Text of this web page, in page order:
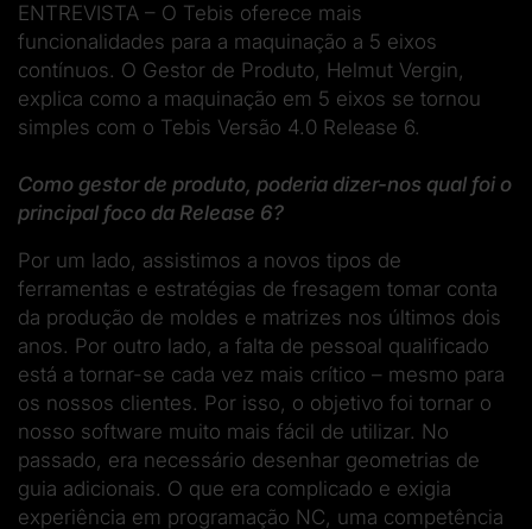
ENTREVISTA – O Tebis oferece mais
funcionalidades para a maquinação a 5 eixos
contínuos. O Gestor de Produto, Helmut Vergin,
explica como a maquinação em 5 eixos se tornou
simples com o Tebis Versão 4.0 Release 6.
Como gestor de produto, poderia dizer-nos qual foi o
principal foco da Release 6?
Por um lado, assistimos a novos tipos de
ferramentas e estratégias de fresagem tomar conta
da produção de moldes e matrizes nos últimos dois
anos. Por outro lado, a falta de pessoal qualificado
está a tornar-se cada vez mais crítico – mesmo para
os nossos clientes. Por isso, o objetivo foi tornar o
nosso software muito mais fácil de utilizar. No
passado, era necessário desenhar geometrias de
guia adicionais. O que era complicado e exigia
experiência em programação NC, uma competência